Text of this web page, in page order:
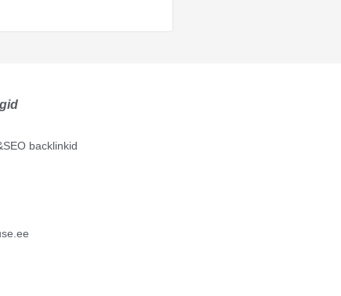
backlinkid